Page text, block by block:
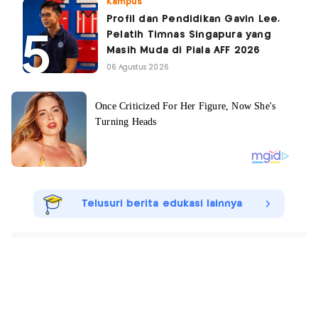
Kampus
Profil dan Pendidikan Gavin Lee,
Pelatih Timnas Singapura yang
Masih Muda di Piala AFF 2026
06 Agustus 2026
Telusuri berita edukasi lainnya